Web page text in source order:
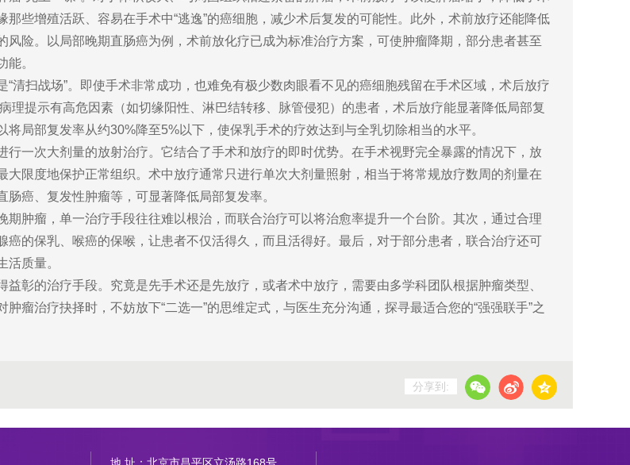
些增殖活跃、容易在手术中“逃逸”的癌细胞，减少术后复发的可能性。此外，术前放疗还能降低
险。以局部晚期直肠癌为例，术前放化疗已成为标准治疗方案，可使肿瘤降期，部分患者甚至
。
清扫战场”。即使手术非常成功，也难免有极少数肉眼看不见的癌细胞残留在手术区域，术后放疗
理提示有高危因素（如切缘阳性、淋巴结转移、脉管侵犯）的患者，术后放疗能显著降低局部复
局部复发率从约30%降至5%以下，使保乳手术的疗效达到与全乳切除相当的水平。
一次大剂量的放射治疗。它结合了手术和放疗的即时优势。在手术视野完全暴露的情况下，放
限度地保护正常组织。术中放疗通常只进行单次大剂量照射，相当于将常规放疗数周的剂量在
癌、复发性肿瘤等，可显著降低局部复发率。
肿瘤，单一治疗手段往往难以根治，而联合治疗可以将治愈率提升一个台阶。其次，通过合理
的保乳、喉癌的保喉，让患者不仅活得久，而且活得好。最后，对于部分患者，联合治疗还可
质量。
彰的治疗手段。究竟是先手术还是先放疗，或者术中放疗，需要由多学科团队根据肿瘤类型、
瘤治疗抉择时，不妨放下“二选一”的思维定式，与医生充分沟通，探寻最适合您的“强强联手”之
分享到: